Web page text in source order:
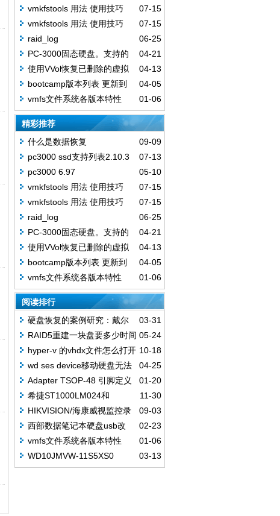
07-15
vmkfstools 用法 使用技巧
07-15
vmkfstools 用法 使用技巧
06-25
raid_log
04-21
PC-3000固态硬盘。支持的
SSD驱动器列表（定期更新）
v2.7.11
04-13
使用VVol恢复已删除的虚拟
机
04-05
bootcamp版本列表 更新到
202001
01-06
vmfs文件系统各版本特性
精彩推荐
09-09
什么是数据恢复
07-13
pc3000 ssd支持列表2.10.3
05-10
pc3000 6.97
07-15
vmkfstools 用法 使用技巧
07-15
vmkfstools 用法 使用技巧
06-25
raid_log
04-21
PC-3000固态硬盘。支持的
SSD驱动器列表（定期更新）
v2.7.11
04-13
使用VVol恢复已删除的虚拟
机
04-05
bootcamp版本列表 更新到
202001
01-06
vmfs文件系统各版本特性
阅读排行
03-31
硬盘恢复的案例研究：戴尔
错误代码0141
05-24
RAID5重建一块盘要多少时间
10-18
hyper-v 的vhdx文件怎么打开
和转换成vhd vmdk VDI
04-25
wd ses device移动硬盘无法
识别
01-20
Adapter TSOP-48 引脚定义
11-30
希捷ST1000LM024和
ST1000LM025硬盘不识别恢复案例
09-03
HIKVISION/海康威视监控录
像硬盘误初始化数据恢复
02-23
西部数据笔记本硬盘usb改
sata替换
01-06
vmfs文件系统各版本特性
03-13
WD10JMVW-11S5XS0
USB3.0 磁头损坏 史上最详细开盘